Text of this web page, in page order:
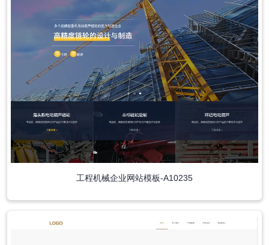
工程机械企业网站模板-A10235